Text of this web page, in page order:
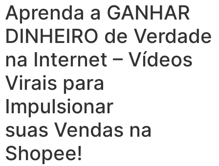
Aprenda a GANHAR
DINHEIRO de Verdade
na Internet – Vídeos
Virais para
Impulsionar
suas Vendas na
Shopee!